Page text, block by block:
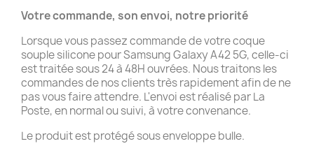
Votre commande, son envoi, notre priorité
Lorsque vous passez commande de votre coque
souple silicone pour Samsung Galaxy A42 5G, celle-ci
est traitée sous 24 à 48H ouvrées. Nous traitons les
commandes de nos clients très rapidement afin de ne
pas vous faire attendre. L'envoi est réalisé par La
Poste, en normal ou suivi, à votre convenance.
Le produit est protégé sous enveloppe bulle.